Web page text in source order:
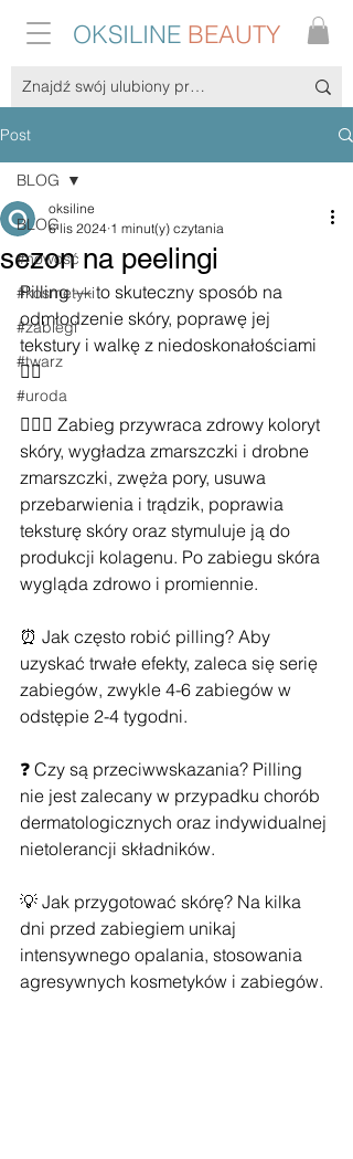
OKSILINE BEAUTY
Post
BLOG
#nowość
#kosmetyki
#zabiegi
#twarz
#uroda
BLOG
sezon na peelingi
oksiline
6 lis 2024 1 minut(y) czytania
Pilling — to skuteczny sposób na
odmłodzenie skóry, poprawę jej
tekstury i walkę z niedoskonałościami
👇🏻
👩🏻‍⚕️ Zabieg przywraca zdrowy koloryt
skóry, wygładza zmarszczki i drobne
zmarszczki, zwęża pory, usuwa
przebarwienia i trądzik, poprawia
teksturę skóry oraz stymuluje ją do
produkcji kolagenu. Po zabiegu skóra
wygląda zdrowo i promiennie.
⏰ Jak często robić pilling? Aby
uzyskać trwałe efekty, zaleca się serię
zabiegów, zwykle 4-6 zabiegów w
odstępie 2-4 tygodni.
❓ Czy są przeciwwskazania? Pilling
nie jest zalecany w przypadku chorób
dermatologicznych oraz indywidualnej
nietolerancji składników.
💡 Jak przygotować skórę? Na kilka
dni przed zabiegiem unikaj
intensywnego opalania, stosowania
agresywnych kosmetyków i zabiegów.